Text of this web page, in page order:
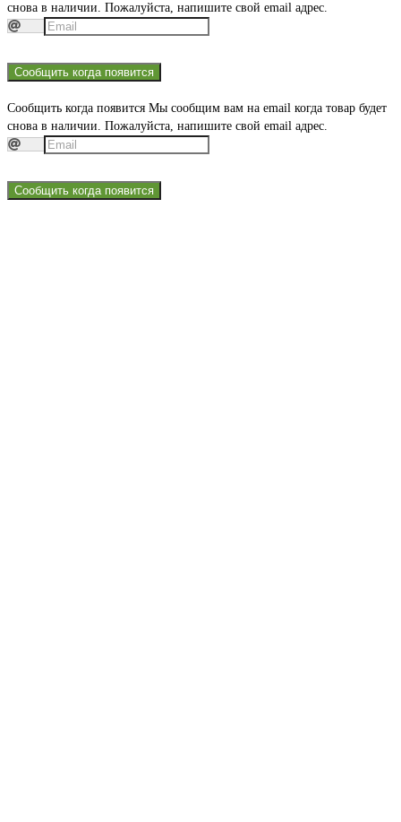
снова в наличии. Пожалуйста, напишите свой email адрес.
Сообщить когда появится
Сообщить когда появится Мы сообщим вам на email когда товар будет
снова в наличии. Пожалуйста, напишите свой email адрес.
Сообщить когда появится